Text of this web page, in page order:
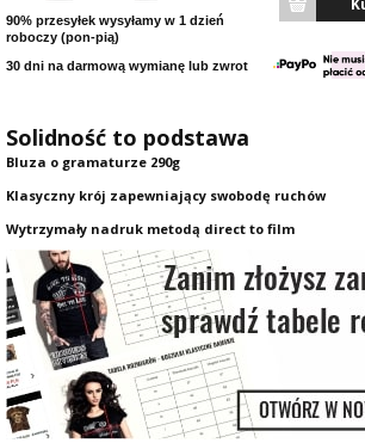
90% przesyłek wysyłamy w 1 dzień
roboczy (pon-pią)
30 dni na darmową wymianę lub zwrot
Solidność to podstawa
Bluza o gramaturze 290g
Klasyczny krój zapewniający swobodę ruchów
Wytrzymały nadruk metodą direct to film